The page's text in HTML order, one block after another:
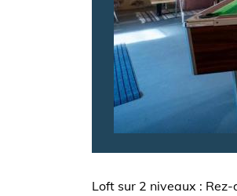
Loft sur 2 niveaux :